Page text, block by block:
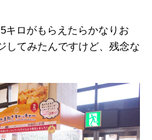
キロがもらえたらかなりお
してみたんですけど、残念な